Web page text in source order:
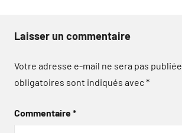
Laisser un commentaire
Votre adresse e-mail ne sera pas publiée.
obligatoires sont indiqués avec*
Commentaire*